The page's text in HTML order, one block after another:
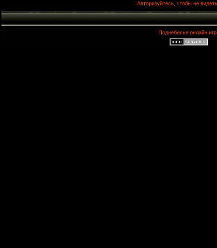
Авторизуйтесь, чтобы не
Поднебесье онлайн